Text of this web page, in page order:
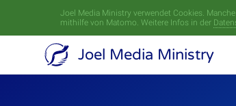
Joel Media Ministry verwendet Cookies.
mithilfe von Matomo. Weitere Infos in der
Joel Media Ministry